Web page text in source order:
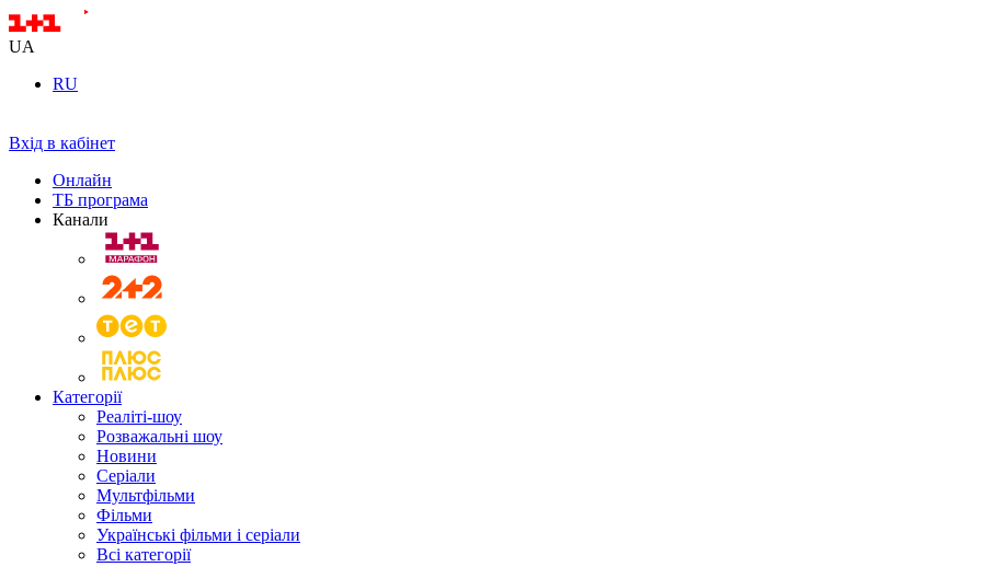
UA
RU
Вхід в кабінет
Онлайн
ТБ програма
Канали
Категорії
Реаліті-шоу
Розважальні шоу
Новини
Серіали
Мультфільми
Фільми
Українські фільми і серіали
Всі категорії